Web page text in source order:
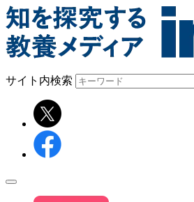
サイト内検索